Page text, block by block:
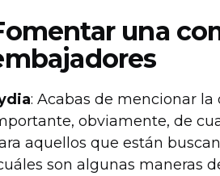
una
: Acabas de mencionar
obviamente, de
aquellos que están
son algunas maneras